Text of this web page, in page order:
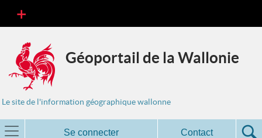
Géoportail de la Wallonie
Le site de l'information géographique wallonne
Se connecter Contact